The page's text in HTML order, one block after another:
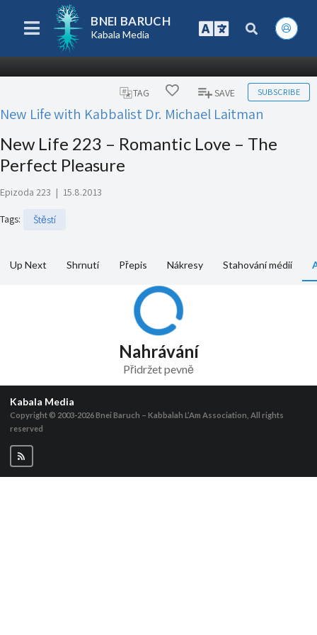
BNEI BARUCH
Kabala Media
TAG SAVE SUBSCRIBE
New Life with Kabbalist Dr. Michael Laitman
New Life 223 – Romantic Love – The
Perfect Pleasure
Epizoda 223 | 15.8.2013
Tags: Štěstí
Up Next Shrnutí Přepis Nákresy Stahování médií
Nahrávání
Přidržet pevně
Kabala Media
Copyright © 2003-2026Bnei Baruch – Kabbalah L’Am Association, All rights
reserved